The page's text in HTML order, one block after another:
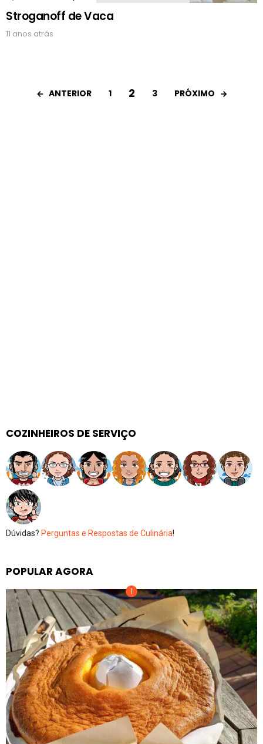
Stroganoff de Vaca
11 anos atrás
ANTERIOR 1 2 3 PRÓXIMO
COZINHEIROS DE SERVIÇO
Dúvidas? Perguntas e Respostas de Culinária!
POPULAR AGORA